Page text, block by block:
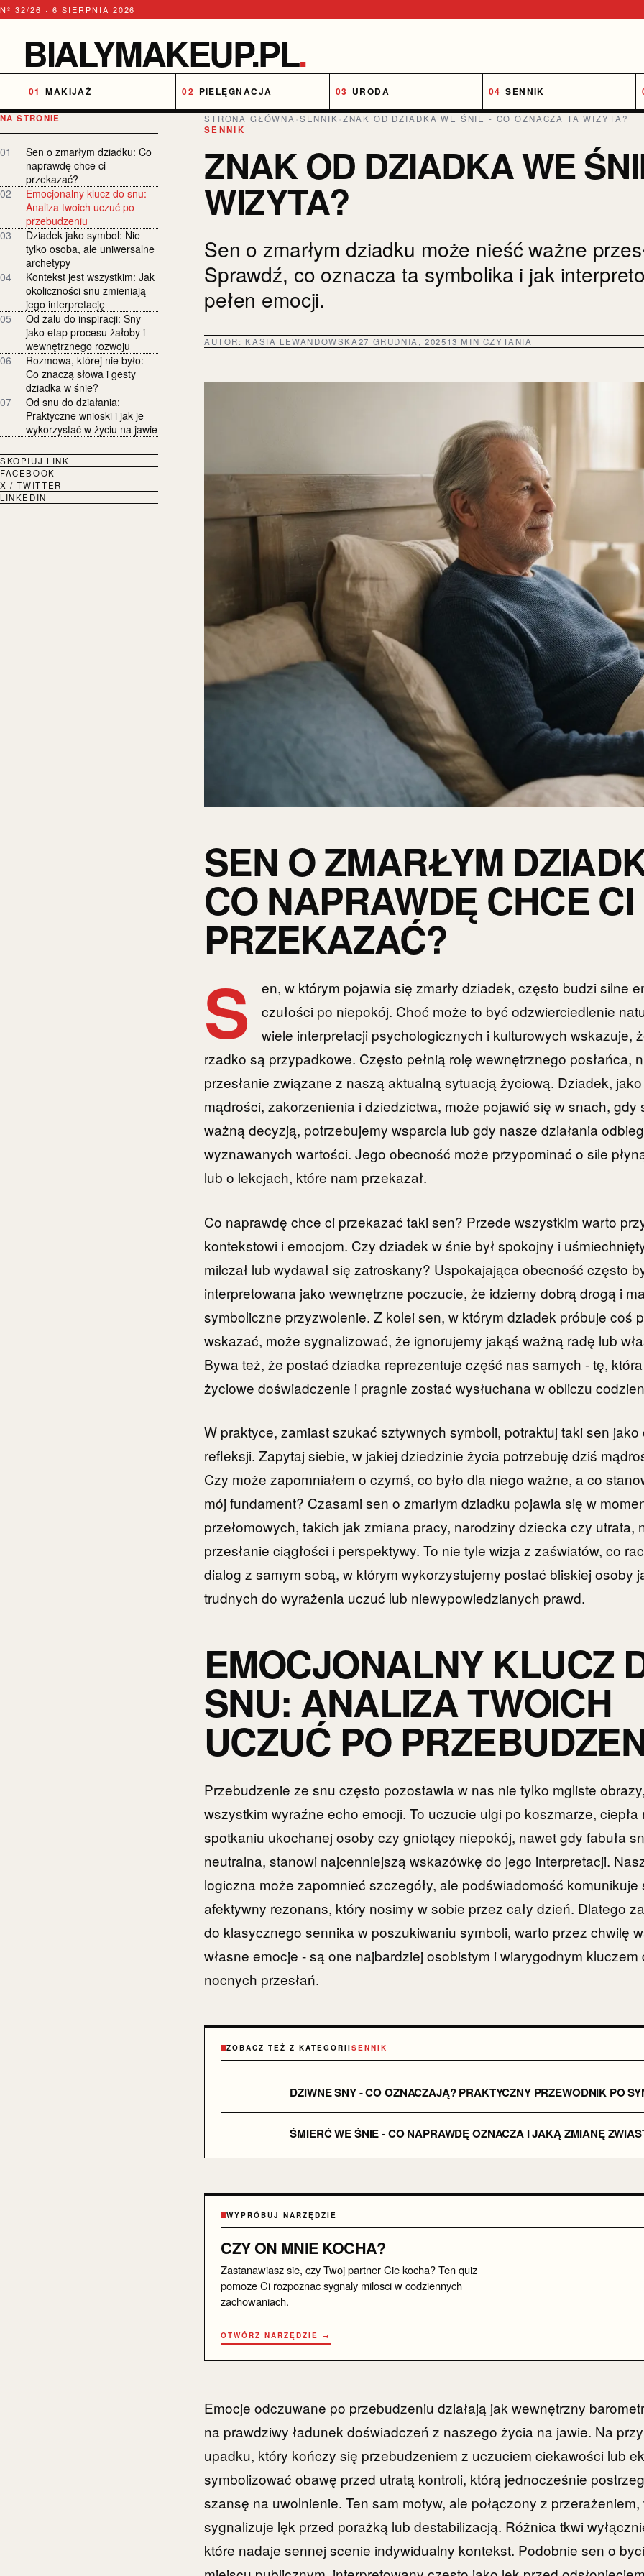
Nº 32/26 · 6 SIERPNIA 2026
BIALYMAKEUP.PL.
MAKIJAŻ PIELĘGNACJA URODA SENNIK
NA STRONIE
01
Sen o zmarłym dziadku: Co
naprawdę chce ci
przekazać?
02
Emocjonalny klucz do snu:
Analiza twoich uczuć po
przebudzeniu
03
Dziadek jako symbol: Nie
tylko osoba, ale uniwersalne
archetypy
04
Kontekst jest wszystkim: Jak
okoliczności snu zmieniają
jego interpretację
05
Od żalu do inspiracji: Sny
jako etap procesu żałoby i
wewnętrznego rozwoju
06
Rozmowa, której nie było:
Co znaczą słowa i gesty
dziadka w śnie?
07
Od snu do działania:
Praktyczne wnioski i jak je
wykorzystać w życiu na jawie
SKOPIUJ LINK
FACEBOOK
X / TWITTER
LINKEDIN
STRONA GŁÓWNA ›SENNIK ›ZNAK OD DZIADKA WE ŚNIE - CO OZNACZA TA WIZYTA?
SENNIK
ZNAK OD DZIADKA WE
WIZYTA?
Sen o zmarłym dziadku może nieść ważne
Sprawdź, co oznacza ta symbolika i jak
pełen emocji.
AUTOR: KASIA LEWANDOWSKA27 GRUDNIA, 202513 MIN CZYTANIA
SEN O ZMARŁYM
CO NAPRAWDĘ CHCE CI
PRZEKAZAĆ?
S
en, w którym pojawia się zmarły dziadek, często budzi silne
czułości po niepokój. Choć może to być odzwierciedlenie
wiele interpretacji psychologicznych i kulturowych wskazuje,
rzadko są przypadkowe. Często pełnią rolę wewnętrznego posłańca,
przesłanie związane z naszą aktualną sytuacją życiową. Dziadek,
mądrości, zakorzenienia i dziedzictwa, może pojawić się w snach, gdy
ważną decyzją, potrzebujemy wsparcia lub gdy nasze działania
wyznawanych wartości. Jego obecność może przypominać o sile
lub o lekcjach, które nam przekazał.
Co naprawdę chce ci przekazać taki sen? Przede wszystkim warto
kontekstowi i emocjom. Czy dziadek w śnie był spokojny i
milczał lub wydawał się zatroskany? Uspokajająca obecność często
interpretowana jako wewnętrzne poczucie, że idziemy dobrą drogą i
symboliczne przyzwolenie. Z kolei sen, w którym dziadek próbuje coś
wskazać, może sygnalizować, że ignorujemy jakąś ważną radę lub
Bywa też, że postać dziadka reprezentuje część nas samych - tę,
życiowe doświadczenie i pragnie zostać wysłuchana w obliczu
W praktyce, zamiast szukać sztywnych symboli, potraktuj taki sen
refleksji. Zapytaj siebie, w jakiej dziedzinie życia potrzebuję dziś
Czy może zapomniałem o czymś, co było dla niego ważne, a co
mój fundament? Czasami sen o zmarłym dziadku pojawia się w
przełomowych, takich jak zmiana pracy, narodziny dziecka czy utrata,
przesłanie ciągłości i perspektywy. To nie tyle wizja z zaświatów, co
dialog z samym sobą, w którym wykorzystujemy postać bliskiej osoby
trudnych do wyrażenia uczuć lub niewypowiedzianych prawd.
EMOCJONALNY KLUCZ
SNU: ANALIZA TWOICH
UCZUĆ PO
Przebudzenie ze snu często pozostawia w nas nie tylko mgliste
wszystkim wyraźne echo emocji. To uczucie ulgi po koszmarze, ciepła
spotkaniu ukochanej osoby czy gniotący niepokój, nawet gdy fabuła
neutralna, stanowi najcenniejszą wskazówkę do jego interpretacji.
logiczna może zapomnieć szczegóły, ale podświadomość komunikuje
afektywny rezonans, który nosimy w sobie przez cały dzień. Dlatego
do klasycznego sennika w poszukiwaniu symboli, warto przez chwilę
własne emocje - są one najbardziej osobistym i wiarygodnym
nocnych przesłań.
ZOBACZ TEŻ Z KATEGORIISENNIK
DZIWNE SNY - CO OZNACZAJĄ? PRAKTYCZNY PRZEWODNIK PO
ŚMIERĆ WE ŚNIE - CO NAPRAWDĘ OZNACZA I JAKĄ ZMIANĘ
WYPRÓBUJ NARZĘDZIE
CZY ON MNIE KOCHA?
Zastanawiasz sie, czy Twoj partner Cie kocha? Ten quiz
pomoze Ci rozpoznac sygnaly milosci w codziennych
zachowaniach.
OTWÓRZ NARZĘDZIE →
Emocje odczuwane po przebudzeniu działają jak wewnętrzny
na prawdziwy ładunek doświadczeń z naszego życia na jawie. Na
upadku, który kończy się przebudzeniem z uczuciem ciekawości lub
symbolizować obawę przed utratą kontroli, którą jednocześnie
szansę na uwolnienie. Ten sam motyw, ale połączony z
sygnalizuje lęk przed porażką lub destabilizacją. Różnica tkwi
które nadaje sennej scenie indywidualny kontekst. Podobnie sen o